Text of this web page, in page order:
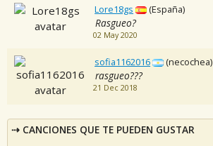
Lore18gs (España)
Rasgueo?
02 May 2020
sofia1162016 (necochea)
rasgueo???
21 Dec 2018
CANCIONES QUE TE PUEDEN GUSTAR